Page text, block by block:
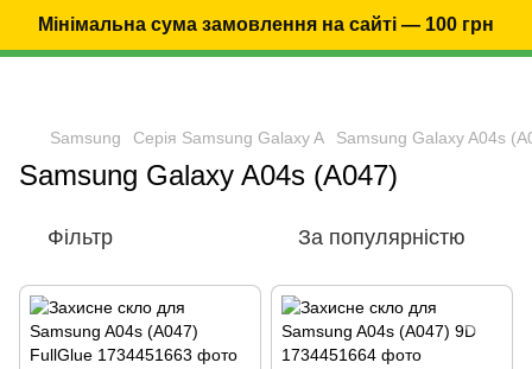
Мінімальна сума замовлення на сайті — 100 грн
Samsung Серія Samsung Galaxy A Samsung Galaxy A04s
Samsung Galaxy A04s (A047)
Фільтр За популярністю